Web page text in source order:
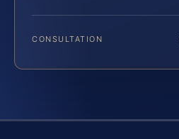
CONSULTATION